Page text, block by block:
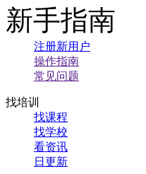
新手指南
注册新用户
操作指南
常见问题
找培训
找课程
找学校
看资讯
日更新